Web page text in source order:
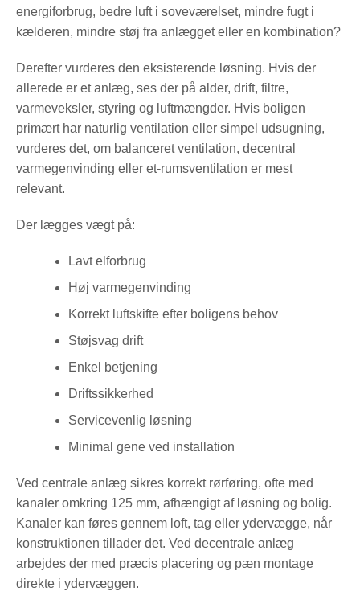
energiforbrug, bedre luft i soveværelset, mindre fugt i
kælderen, mindre støj fra anlægget eller en kombination?
Derefter vurderes den eksisterende løsning. Hvis der
allerede er et anlæg, ses der på alder, drift, filtre,
varmeveksler, styring og luftmængder. Hvis boligen
primært har naturlig ventilation eller simpel udsugning,
vurderes det, om balanceret ventilation, decentral
varmegenvinding eller et-rumsventilation er mest
relevant.
Der lægges vægt på:
Lavt elforbrug
Høj varmegenvinding
Korrekt luftskifte efter boligens behov
Støjsvag drift
Enkel betjening
Driftssikkerhed
Servicevenlig løsning
Minimal gene ved installation
Ved centrale anlæg sikres korrekt rørføring, ofte med
kanaler omkring 125 mm, afhængigt af løsning og bolig.
Kanaler kan føres gennem loft, tag eller ydervægge, når
konstruktionen tillader det. Ved decentrale anlæg
arbejdes der med præcis placering og pæn montage
direkte i ydervæggen.